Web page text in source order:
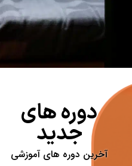
دوره های
جدید
آخرین دوره های آموزشی